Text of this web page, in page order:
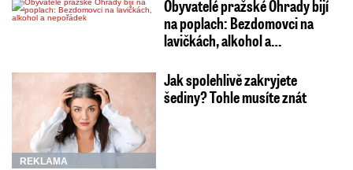
Obyvatelé pražské Ohrady bijí
na poplach: Bezdomovci na
lavičkách, alkohol a…
REKLAMA
Jak spolehlivě zakryjete
šediny? Tohle musíte znát